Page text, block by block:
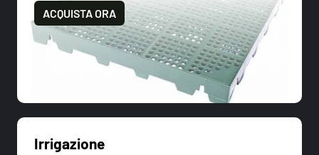
ACQUISTA ORA
Irrigazione